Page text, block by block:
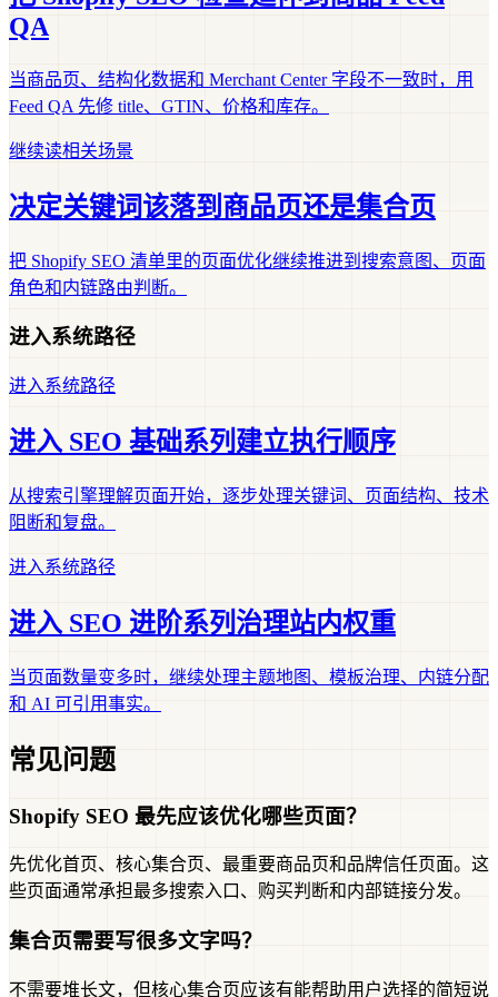
QA
当商品页、结构化数据和 Merchant Center 字段不一致时，用
Feed QA 先修 title、GTIN、价格和库存。
继续读相关场景
决定关键词该落到商品页还是集合页
把 Shopify SEO 清单里的页面优化继续推进到搜索意图、页面
角色和内链路由判断。
进入系统路径
进入系统路径
进入 SEO 基础系列建立执行顺序
从搜索引擎理解页面开始，逐步处理关键词、页面结构、技术
阻断和复盘。
进入系统路径
进入 SEO 进阶系列治理站内权重
当页面数量变多时，继续处理主题地图、模板治理、内链分配
和 AI 可引用事实。
常见问题
Shopify SEO 最先应该优化哪些页面？
先优化首页、核心集合页、最重要商品页和品牌信任页面。这
些页面通常承担最多搜索入口、购买判断和内部链接分发。
集合页需要写很多文字吗？
不需要堆长文，但核心集合页应该有能帮助用户选择的简短说